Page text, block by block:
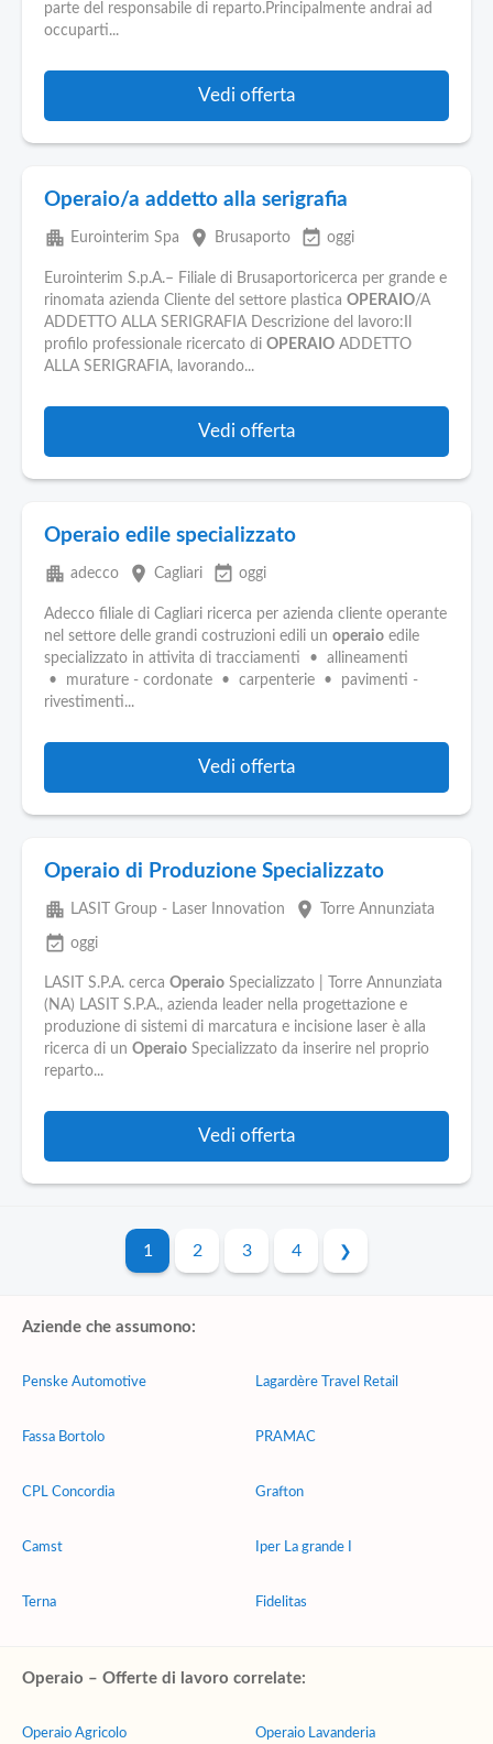
parte del responsabile di reparto.Principalmente andrai ad
occuparti...
Vedi offerta
Operaio/a addetto alla serigrafia
apartment Eurointerim Spa place Brusaporto event_available oggi
Eurointerim S.p.A.– Filiale di Brusaportoricerca per grande e
rinomata azienda Cliente del settore plastica OPERAIO/A
ADDETTO ALLA SERIGRAFIA Descrizione del lavoro:Il
profilo professionale ricercato di OPERAIO ADDETTO
ALLA SERIGRAFIA, lavorando...
Vedi offerta
Operaio edile specializzato
apartment adecco place Cagliari event_available oggi
Adecco filiale di Cagliari ricerca per azienda cliente operante
nel settore delle grandi costruzioni edili un operaio edile
specializzato in attivita di tracciamenti • allineamenti
• murature - cordonate • carpenterie • pavimenti -
rivestimenti...
Vedi offerta
Operaio di Produzione Specializzato
apartment LASIT Group - Laser Innovation place Torre Annunziata
event_available oggi
LASIT S.P.A. cerca Operaio Specializzato | Torre Annunziata
(NA) LASIT S.P.A., azienda leader nella progettazione e
produzione di sistemi di marcatura e incisione laser è alla
ricerca di un Operaio Specializzato da inserire nel proprio
reparto...
Vedi offerta
1 2 3 4
Aziende che assumono:
Penske Automotive
Fassa Bortolo
CPL Concordia
Camst
Terna
Lagardère Travel Retail
PRAMAC
Grafton
Iper La grande I
Fidelitas
Operaio – Offerte di lavoro correlate:
Operaio Agricolo Operaio Lavanderia